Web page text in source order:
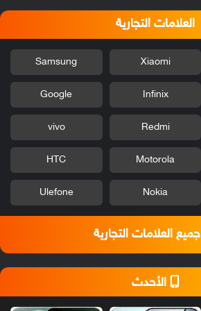
العلامات التجارية
Xiaomi
Samsung
Infinix
Google
Redmi
vivo
Motorola
HTC
Nokia
Ulefone
جميع العلامات التجارية
الأحدث